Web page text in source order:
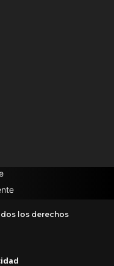
los derechos